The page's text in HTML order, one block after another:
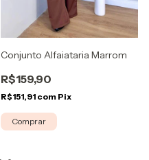
Conjunto Alfaiataria Marrom
R$159,90
R$151,91 com Pix
Comprar